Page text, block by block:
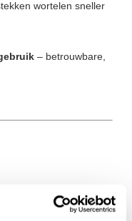
wortelen sneller
– betrouwbare,